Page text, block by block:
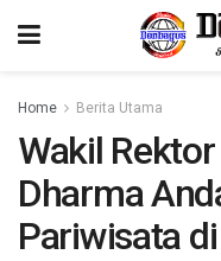
Home Berita Utama
Wakil
Dharma
Pariwisata